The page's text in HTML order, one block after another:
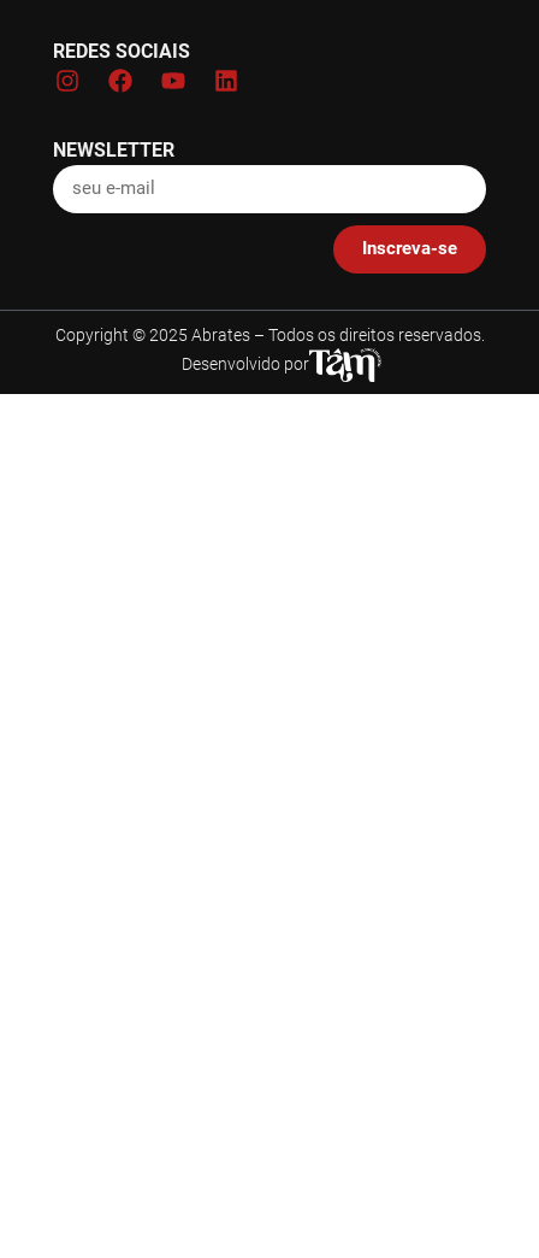
REDES SOCIAIS
NEWSLETTER
Inscreva-se
Copyright © 2025 Abrates – Todos os direitos reservados.
Desenvolvido por